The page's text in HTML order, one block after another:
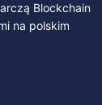
Blockchain
na polskim